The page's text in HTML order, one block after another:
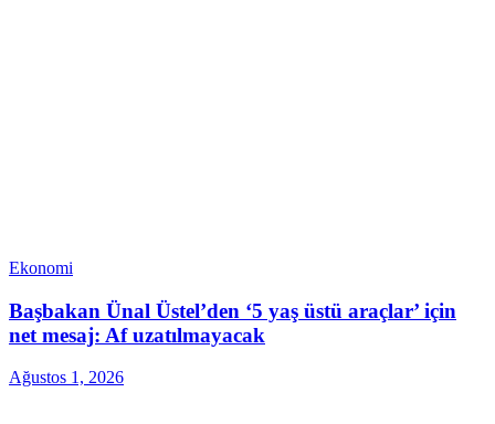
Ekonomi
Başbakan Ünal Üstel’den ‘5 yaş üstü araçlar’ için
net mesaj: Af uzatılmayacak
Ağustos 1, 2026